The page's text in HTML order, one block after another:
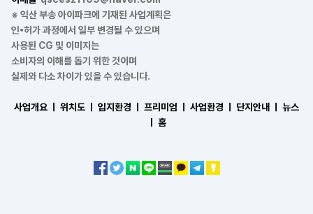
※ 익산 부송 아이파크에 기재된 사업계획은
인•허가 과정에서 일부 변경될 수 있으며
사용된 CG 및 이미지는
소비자의 이해를 돕기 위한 것이며
실제와 다소 차이가 있을 수 있습니다.
사업개요 ㅣ 위치도 ㅣ 입지환경 ㅣ 프리미엄 ㅣ 사업환경 ㅣ 단지안내 ㅣ
뉴스
홈